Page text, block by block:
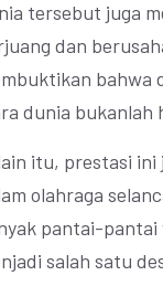
tersebut juga
dan
bahwa
dunia bukanlah
itu, prestasi ini
olahraga
pantai-pantai
salah satu